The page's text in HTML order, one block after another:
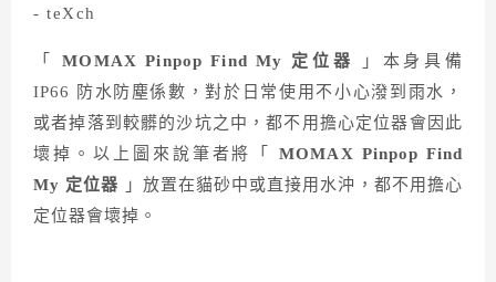
「MOMAX Pinpop Find My 定位器
」本身具備
IP66 防水防塵係數，對於日常使用不小心潑到雨水，
或者掉落到較髒的沙坑之中，都不用擔心定位器會因此
壞掉。以上圖來說筆者將「MOMAX Pinpop Find
My 定位器 」放置在貓砂中或直接用水沖，都不用擔心
定位器會壞掉。